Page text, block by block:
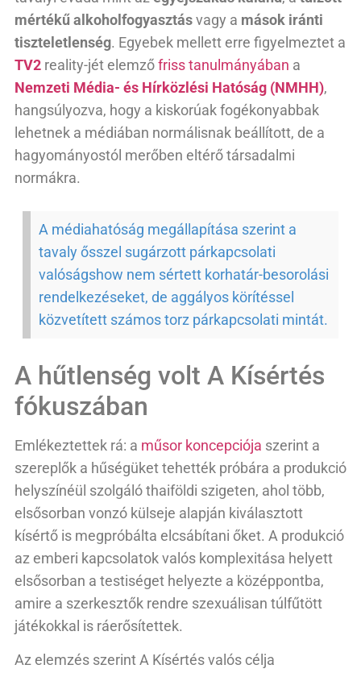
mértékű alkoholfogyasztásvagy a mások iránti
tiszteletlenség. Egyebek mellett erre figyelmeztet a
TV2 reality-jét elemzőfriss tanulmányában a
Nemzeti Média- és Hírközlési Hatóság (NMHH),
hangsúlyozva, hogy a kiskorúak fogékonyabbak
lehetnek a médiában normálisnak beállított, de a
hagyományostól merőben eltérő társadalmi
normákra.
A médiahatóság megállapítása szerint a
tavaly ősszel sugárzott párkapcsolati
valóságshow nem sértett korhatár-besorolási
rendelkezéseket, de aggályos körítéssel
közvetített számos torz párkapcsolati mintát.
A hűtlenség volt A Kísértés
fókuszában
Emlékeztettek rá: a műsor koncepciója szerint a
szereplők a hűségüket tehették próbára a produkció
helyszínéül szolgáló thaiföldi szigeten, ahol több,
elsősorban vonzó külseje alapján kiválasztott
kísértő is megpróbálta elcsábítani őket. A produkció
az emberi kapcsolatok valós komplexitása helyett
elsősorban a testiséget helyezte a középpontba,
amire a szerkesztők rendre szexuálisan túlfűtött
játékokkal is ráerősítettek.
Az elemzés szerint A Kísértés valós célja